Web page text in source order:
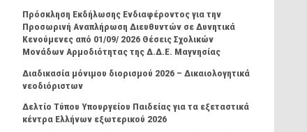
Πρόσκληση Εκδήλωσης Ενδιαφέροντος για την
Προσωρινή Αναπλήρωση Διευθυντών σε Δυνητικά
Κενούμενες από 01/09/ 2026 Θέσεις Σχολικών
Μονάδων Αρμοδιότητας της Δ.Δ.Ε. Μαγνησίας
Διαδικασία μόνιμου διορισμού 2026 – Δικαιολογητικά
νεοδιόριστων
Δελτίο Τύπου Υπουργείου Παιδείας για τα εξεταστικά
κέντρα Ελλήνων εξωτερικού 2026